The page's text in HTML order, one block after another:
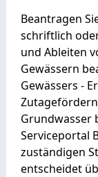
Beantragen
schriftlich
und Ableiten
Gewässern
Gewässers -
Grundwasser
Serviceportal
zuständigen
entscheidet